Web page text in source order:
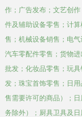
作；广告发布；文艺创
件及辅助设备零售；计
售；机械设备销售；电
汽车零配件零售；货物
批发；化妆品零售；玩
发；珠宝首饰零售；日
售需要许可的商品）；
务除外）；厨具卫具及